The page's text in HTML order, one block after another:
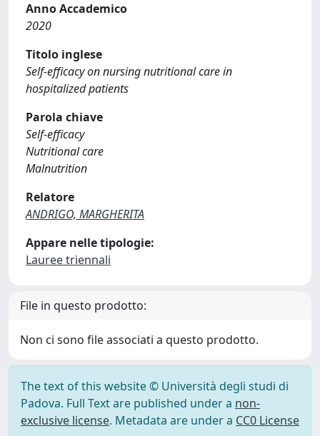
Anno Accademico
2020
Titolo inglese
Self-efficacy on nursing nutritional care in
hospitalized patients
Parola chiave
Self-efficacy
Nutritional care
Malnutrition
Relatore
ANDRIGO, MARGHERITA
Appare nelle tipologie:
Lauree triennali
File in questo prodotto:
Non ci sono file associati a questo prodotto.
The text of this website © Università degli studi di
Padova. Full Text are published under a non-
exclusive license. Metadata are under a CC0 License